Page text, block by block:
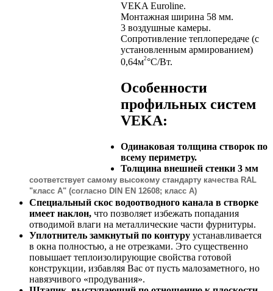
VEKA Euroline.
Монтажная ширина 58 мм.
3 воздушные камеры.
Сопротивление теплопередаче (с
установленным армированием)
0,64м2°С/Вт.
Особенности
профильных систем
VEKA:
Одинаковая толщина створок по
всему периметру.
Толщина внешней стенки 3 мм
соответствует самому высокому стандарту качества RAL
"класс А" (согласно DIN EN 12608; класс А)
Специальный скос водоотводного канала в створке
имеет наклон, что позволяет избежать попадания
отводимой влаги на металлические части фурнитуры.
Уплотнитель замкнутый по контуру устанавливается
в окна полностью, а не отрезками. Это существенно
повышает теплоизолирующие свойства готовой
конструкции, избавляя Вас от пусть малозаметного, но
навязчивого «продувания».